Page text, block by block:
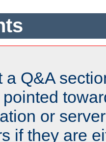
a Q&A
or
if they are